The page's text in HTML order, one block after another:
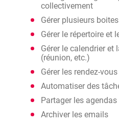
collectivement
Gérer plusieurs
Gérer le répertoire et
Gérer le calendrier
(réunion, etc.)
Gérer les rendez-vous
Automatiser des
Partager les agendas
Archiver les emails